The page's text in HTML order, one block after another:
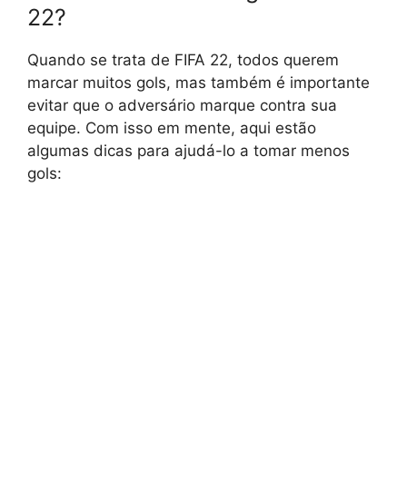
22?
Quando se trata de FIFA 22, todos querem
marcar muitos gols, mas também é importante
evitar que o adversário marque contra sua
equipe. Com isso em mente, aqui estão
algumas dicas para ajudá-lo a tomar menos
gols: